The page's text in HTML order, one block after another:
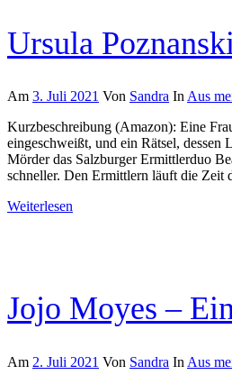
Ursula
Am 3. Juli 2021 Von Sandra InAus
Kurzbeschreibung (Amazon): Eine
eingeschweißt, und ein Rätsel,
Mörder das Salzburger Ermittlerduo
schneller. Den Ermittlern läuft die Zeit
Weiterlesen
Jojo Moyes –
Am 2. Juli 2021 Von Sandra In Aus